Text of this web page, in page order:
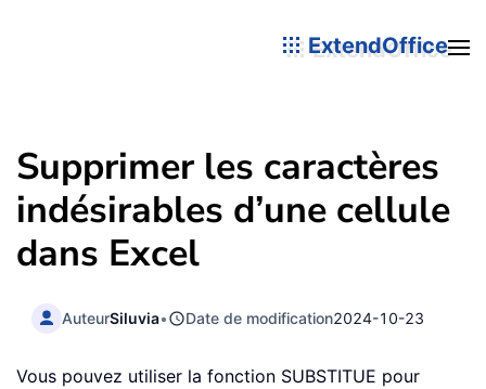
ExtendOffice
Supprimer les caractères
indésirables d’une cellule
dans Excel
AuteurSiluvia• Date de modification2024-10-23
Vous pouvez utiliser la fonction SUBSTITUE pour